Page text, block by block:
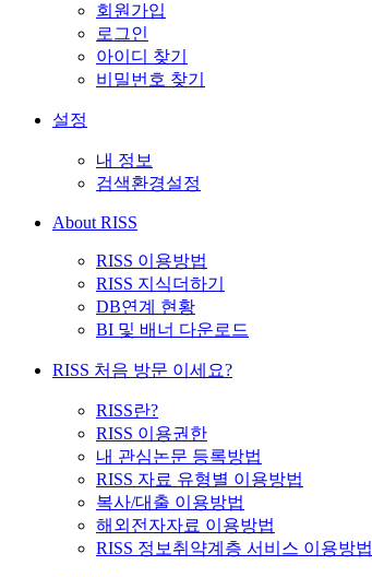
회원가입
로그인
아이디 찾기
비밀번호 찾기
설정
내 정보
검색환경설정
About RISS
RISS 이용방법
RISS 지식더하기
DB연계 현황
BI 및 배너 다운로드
RISS 처음 방문 이세요?
RISS란?
RISS 이용권한
내 관심논문 등록방법
RISS 자료 유형별 이용방법
복사/대출 이용방법
해외전자자료 이용방법
RISS 정보취약계층 서비스 이용방법